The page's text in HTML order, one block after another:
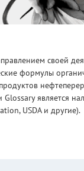
своей
формулы
Glossary является
USDA и другие).